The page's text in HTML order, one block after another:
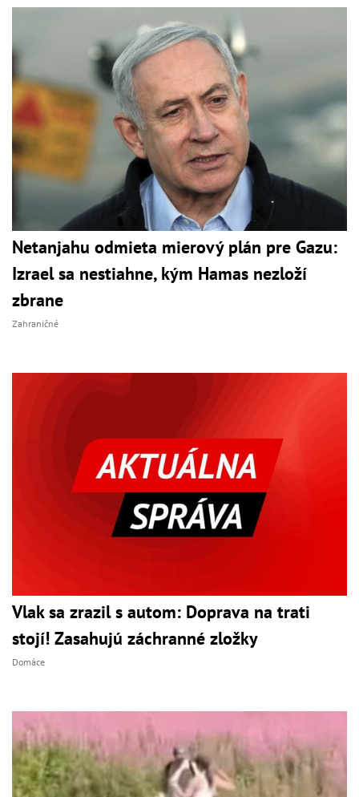
Netanjahu odmieta mierový plán pre Gazu:
Izrael sa nestiahne, kým Hamas nezloží
zbrane
Zahraničné
Vlak sa zrazil s autom: Doprava na trati
stojí! Zasahujú záchranné zložky
Domáce